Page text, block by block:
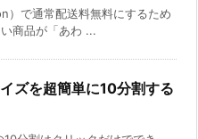
）で通常配送料無料にするため
商品が「あわ ...
ズを超簡単に10分割する